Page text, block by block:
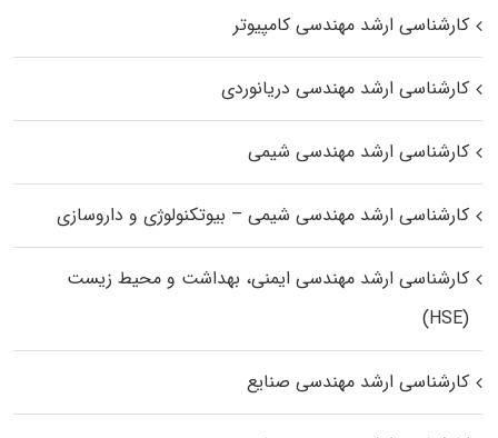
کارشناسی ارشد مهندسی کامپیوتر
کارشناسی ارشد مهندسی دریانوردی
کارشناسی ارشد مهندسی شیمی
کارشناسی ارشد مهندسی شیمی – بیوتکنولوژی و داروسازی
کارشناسی ارشد مهندسی ایمنی، بهداشت و محیط زیست
(HSE)
کارشناسی ارشد مهندسی صنایع